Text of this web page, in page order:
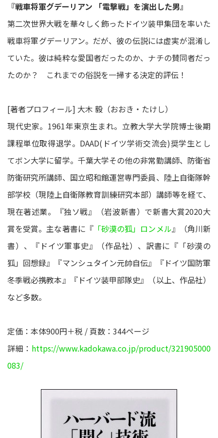
『戦車将軍グデーリアン 「電撃戦」を演出した男』
第二次世界大戦を華々しく飾ったドイツ装甲集団を率いた
戦車将軍グデーリアン。だが、彼の伝説には虚実が混淆し
ていた。彼は純粋な愛国者だったのか、ナチの賛同者だっ
たのか？ これまでの俗説を一掃する決定的評伝！
[著者プロフィール] 大木 毅（おおき・たけし）
現代史家。1961年東京生まれ。立教大学大学院博士後期
課程単位取得退学。DAAD(ドイツ学術交流会)奨学生とし
てボン大学に留学。千葉大学その他の非常勤講師、防衛省
防衛研究所講師、国立昭和館運営専門委員、陸上自衛隊幹
部学校（現陸上自衛隊教育訓練研究本部）講師等を経て、
現在著述業。『独ソ戦』（岩波新書）で新書大賞2020大
賞を受賞。主な著書に『「砂漠の狐」ロンメル』（角川新
書）、『ドイツ軍事史』（作品社）、訳書に『「砂漠の
狐」回想録』『マンシュタイン元帥自伝』『ドイツ国防軍
冬季戦必携教本』『ドイツ装甲部隊史』（以上、作品社）
など多数。
定価：本体900円＋税 / 頁数：344ページ
詳細： https://www.kadokawa.co.jp/product/321905000
083/